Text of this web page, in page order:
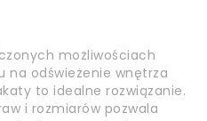
możliwościach
na odświeżenie wnętrza
to idealne rozwiązanie.
i rozmiarów pozwala